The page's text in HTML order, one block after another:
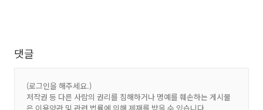
댓글